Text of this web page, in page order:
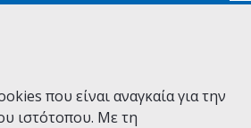
που είναι αναγκαία για την
ιστότοπου. Με τη